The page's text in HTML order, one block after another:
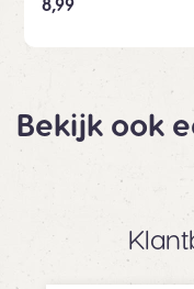
8,99
Bekijk ook